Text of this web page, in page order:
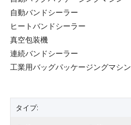
自動バンドシーラー
ヒートバンドシーラー
真空包装機
連続バンドシーラー
工業用バッグパッケージングマシン
タイプ: